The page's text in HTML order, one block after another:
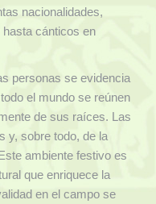
nacionalidades,
cánticos en
personas se evidencia
el mundo se reúnen
de sus raíces. Las
y, sobre todo, de la
ambiente festivo es
que enriquece la
en el campo se